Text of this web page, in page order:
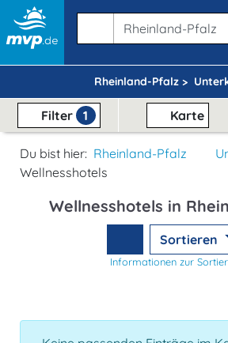
Rheinland-Pfalz >
Filter 1 Karte
Du bist hier: Rheinland-Pfalz
Wellnesshotels
Wellnesshotels in
Sortieren
Informationen zur